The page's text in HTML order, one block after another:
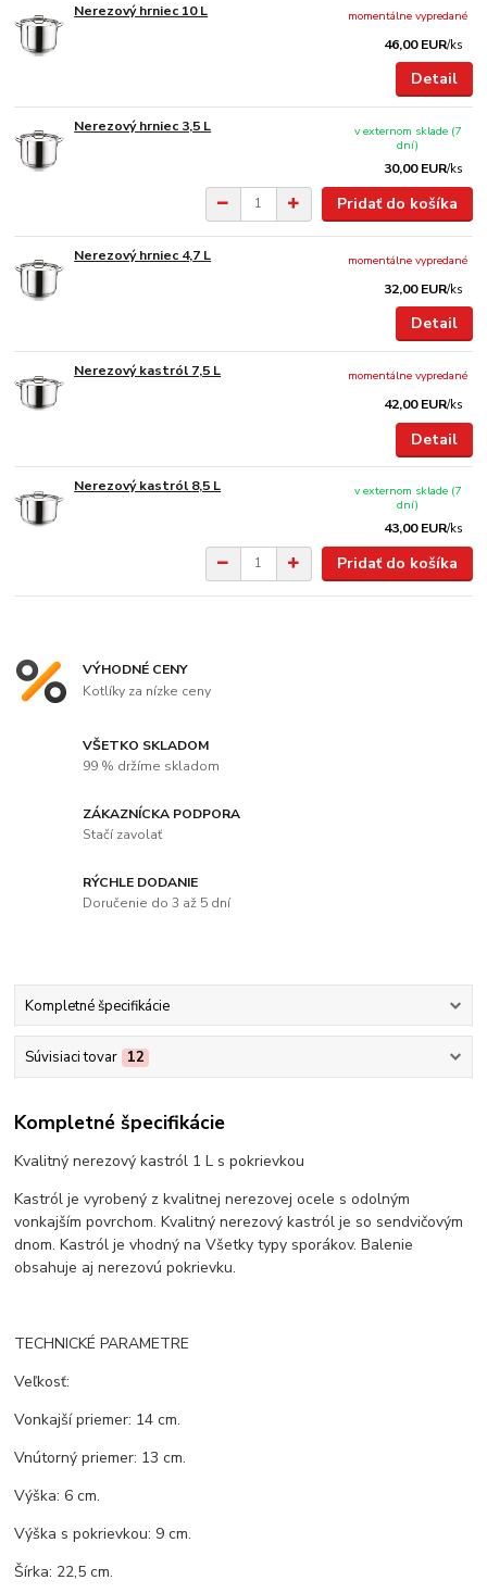
Nerezový hrniec 10 L
46,00 EUR/ks
momentálne vypredané
Detail
Nerezový hrniec 3,5 L
30,00 EUR/ks
v externom sklade (7
dní)
Pridať do košíka
Nerezový hrniec 4,7 L
32,00 EUR/ks
momentálne vypredané
Detail
Nerezový kastról 7,5 L
42,00 EUR/ks
momentálne vypredané
Detail
Nerezový kastról 8,5 L
43,00 EUR/ks
v externom sklade (7
dní)
Pridať do košíka
VÝHODNÉ CENY
Kotlíky za nízke ceny
VŠETKO SKLADOM
99 % držíme skladom
ZÁKAZNÍCKA PODPORA
Stačí zavolať
RÝCHLE DODANIE
Doručenie do 3 až 5 dní
Kompletné špecifikácie
Súvisiaci tovar 12
Kompletné špecifikácie
Kvalitný nerezový kastról 1 L s pokrievkou
Kastról je vyrobený z kvalitnej nerezovej ocele s odolným
vonkajším povrchom. Kvalitný nerezový kastról je so sendvičovým
dnom. Kastról je vhodný na Všetky typy sporákov. Balenie
obsahuje aj nerezovú pokrievku.
TECHNICKÉ PARAMETRE
Veľkosť:
Vonkajší priemer: 14 cm.
Vnútorný priemer: 13 cm.
Výška: 6 cm.
Výška s pokrievkou: 9 cm.
Šírka: 22,5 cm.